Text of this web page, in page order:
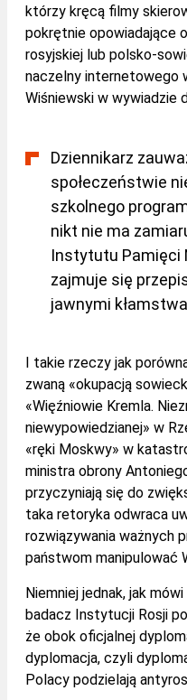
którzy kręcą filmy
pokrętnie opowiadające
rosyjskiej lub polsko-
naczelny internetowego
Wiśniewski w wywiadzie
Dziennikarz
społeczeństwie
szkolnego
nikt nie ma
Instytutu Pamięci
zajmuje się
jawnymi
I takie rzeczy jak
zwaną «okupacją
«Więźniowie Kremla.
niewypowiedzianej» w
«ręki Moskwy» w
ministra obrony
przyczyniają się do
taka retoryka odwraca
rozwiązywania ważnych
państwom manipulować
Niemniej jednak, jak
badacz Instytucji Rosji
że obok oficjalnej
dyplomacja, czyli
Polacy podzielają